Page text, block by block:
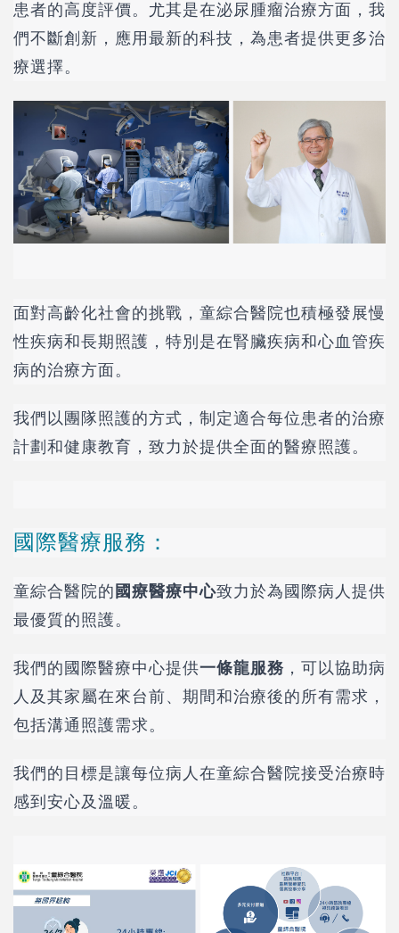
患者的高度評價。尤其是在泌尿腫瘤治療方面，我
們不斷創新，應用最新的科技，為患者提供更多治
療選擇。
面對高齡化社會的挑戰，童綜合醫院也積極發展慢
性疾病和長期照護，特別是在腎臟疾病和心血管疾
病的治療方面。
我們以團隊照護的方式，制定適合每位患者的治療
計劃和健康教育，致力於提供全面的醫療照護。
國際醫療服務：
童綜合醫院的 國療醫療中心致力於為國際病人提供
最優質的照護。
我們的國際醫療中心提供一條龍服務 ，可以協助病
人及其家屬在來台前、期間和治療後的所有需求，
包括溝通照護需求。
我們的目標是讓每位病人在童綜合醫院接受治療時
感到安心及溫暖。